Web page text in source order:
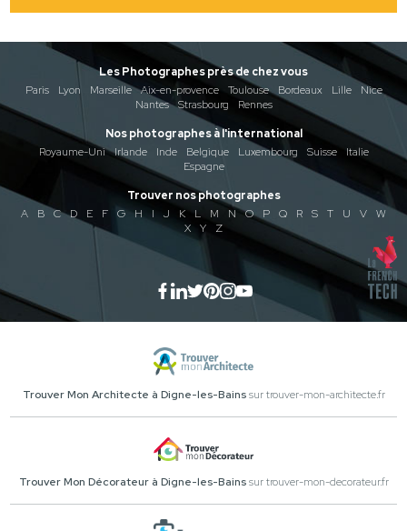
Les Photographes près de chez vous
Paris
Lyon Marseille Aix-en-provence Toulouse Bordeaux Lille
Nice
Nantes
Strasbourg
Rennes
Nos photographes à l'international
Royaume-Uni
Irlande Inde Belgique Luxembourg Suisse
Italie
Espagne
Trouver nos photographes
A
B C D E F G H I J K L M N O P Q R S T U V
W
X
Y Z
Trouver Mon Architecte à Digne-les-Bainssur trouver-mon-architecte.fr
Trouver Mon Décorateur à Digne-les-Bainssur trouver-mon-decorateur.fr